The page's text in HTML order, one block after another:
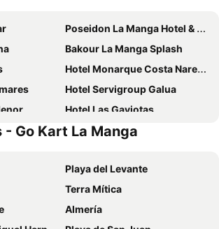
Poseidon La Manga Hotel & Spa - Designed for Adults
Bakour La Manga Splash
Hotel Monarque Costa Narejos
Hotel Servigroup Galua
Hotel Las Gaviotas
del Mar
Hotel Miraflores
Montemares Golf
Puerto
Hotel Cristina
Grand Hyatt La Manga Club Golf & Spa
Go Kart La Manga
Playa del Levante
Terra Mítica
Almería